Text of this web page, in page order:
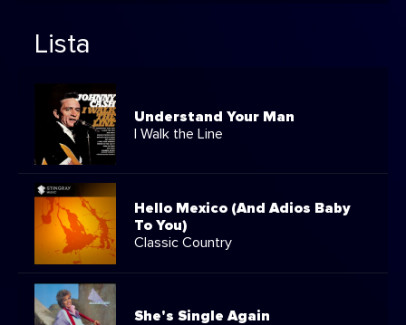
Lista
Understand Your Man
I Walk the Line
Hello Mexico (And Adios Baby
To You)
Classic Country
She's Single Again